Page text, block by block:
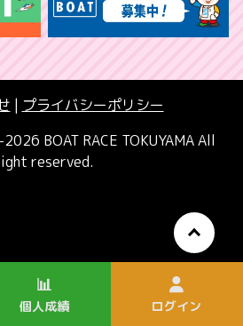
| プライバシーポリシー
BOAT RACE TOKUYAMA All
reserved.
📊
個人成績 ログイン